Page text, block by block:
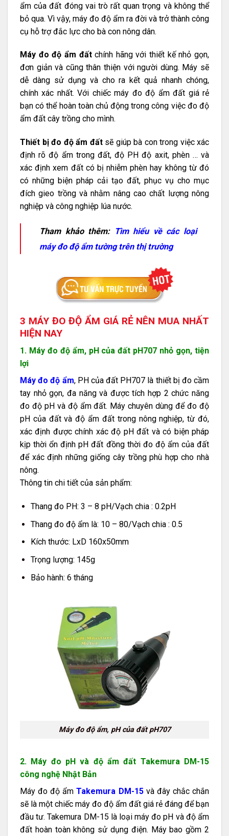
ẩm của đất đóng vai trò rất quan trọng và không thể
bỏ qua. Vì vậy, máy đo độ ẩm ra đời và trở thành công
cụ hỗ trợ đắc lực cho bà con nông dân.
Máy đo độ ẩm đấtchính hãng với thiết kế nhỏ gọn,
đơn giản và cũng thân thiện với người dùng. Máy sẽ
dễ dàng sử dụng và cho ra kết quả nhanh chóng,
chính xác nhất. Với chiếc máy đo độ ẩm đất giá rẻ
bạn có thể hoàn toàn chủ động trong công việc đo độ
ẩm đất cây trồng cho mình.
Thiết bị đo độ ẩm đấtsẽ giúp bà con trong việc xác
định rõ độ ẩm trong đất, độ PH độ axit, phèn … và
xác định xem đất có bị nhiễm phèn hay không từ đó
có những biện pháp cải tạo đất, phục vụ cho mục
đích gieo trồng và nhằm nâng cao chất lượng nông
nghiệp và công nghiệp lúa nước.
Tham khảo thêm: Tìm hiểu về các loại
máy đo độ ẩm tường trên thị trường
3 MÁY ĐO ĐỘ ẨM GIÁ RẺ NÊN MUA NHẤT
HIỆN NAY
1. Máy đo độ ẩm, pH của đất pH707 nhỏ gọn, tiện
lợi
Máy đo độ ẩm, PH của đất PH707 là thiết bị đo cầm
tay nhỏ gọn, đa năng và được tích hợp 2 chức năng
đo độ pH và độ ẩm đất. Máy chuyên dùng để đo độ
pH của đất và độ ẩm đất trong nông nghiệp, từ đó,
xác định được chính xác độ pH đất và có biện pháp
kịp thời ổn định pH đất đồng thời đo độ ẩm của đất
để xác định những giống cây trồng phù hợp cho nhà
nông.
Thông tin chi tiết của sản phẩm:
Thang đo PH: 3 – 8 pH/Vạch chia : 0.2pH
Thang đo độ ẩm là: 10 – 80/Vạch chia : 0.5
Kích thước: LxD 160x50mm
Trọng lượng: 145g
Bảo hành: 6 tháng
Máy đo độ ẩm, pH của đất pH707
2. Máy đo pH và độ ẩm đất Takemura DM-15
công nghệ Nhật Bản
Máy đo độ ẩmTakemura DM-15và đây chắc chắn
sẽ là một chiếc máy đo độ ẩm đất giá rẻ đáng để bạn
đầu tư. Takemura DM-15 là loại máy đo pH và độ ẩm
đất hoàn toàn không sử dụng điện. Máy bao gồm 2